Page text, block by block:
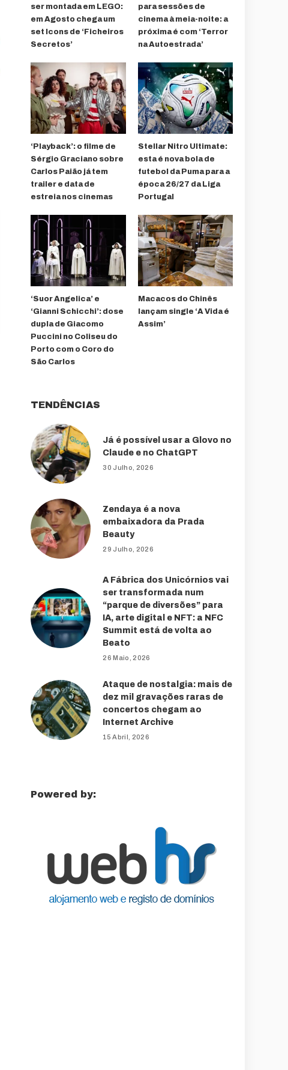
ser montada em LEGO:
em Agosto chega um
set Icons de ‘Ficheiros
Secretos’
para sessões de
cinema à meia-noite: a
próxima é com ‘Terror
na Autoestrada’
‘Playback’: o filme de
Sérgio Graciano sobre
Carlos Paião já tem
trailer e data de
estreia nos cinemas
Stellar Nitro Ultimate:
esta é nova bola de
futebol da Puma para a
época 26/27 da Liga
Portugal
‘Suor Angelica’ e
‘Gianni Schicchi’: dose
dupla de Giacomo
Puccini no Coliseu do
Porto com o Coro do
São Carlos
Macacos do Chinês
lançam single ‘A Vida é
Assim’
TENDÊNCIAS
Já é possível usar a Glovo no
Claude e no ChatGPT
30 Julho, 2026
Zendaya é a nova
embaixadora da Prada
Beauty
29 Julho, 2026
A Fábrica dos Unicórnios vai
ser transformada num
“parque de diversões” para
IA, arte digital e NFT: a NFC
Summit está de volta ao
Beato
26 Maio, 2026
Ataque de nostalgia: mais de
dez mil gravações raras de
concertos chegam ao
Internet Archive
15 Abril, 2026
Powered by: